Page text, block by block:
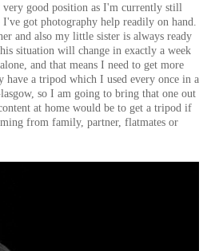
good position as I'm currently still
got photography help readily on hand.
and also my little sister is always ready
situation will change in exactly a week
and that means I need to get more
a tripod which I used every once in a
so I am going to bring that one out
at home would be to get a tripod if
from family, partner, flatmates or